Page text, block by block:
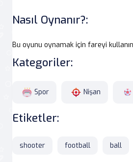
Nasıl Oynanır?:
Bu oyunu oynamak için fareyi
Kategoriler:
Spor Nişan
Etiketler:
shooter football ball